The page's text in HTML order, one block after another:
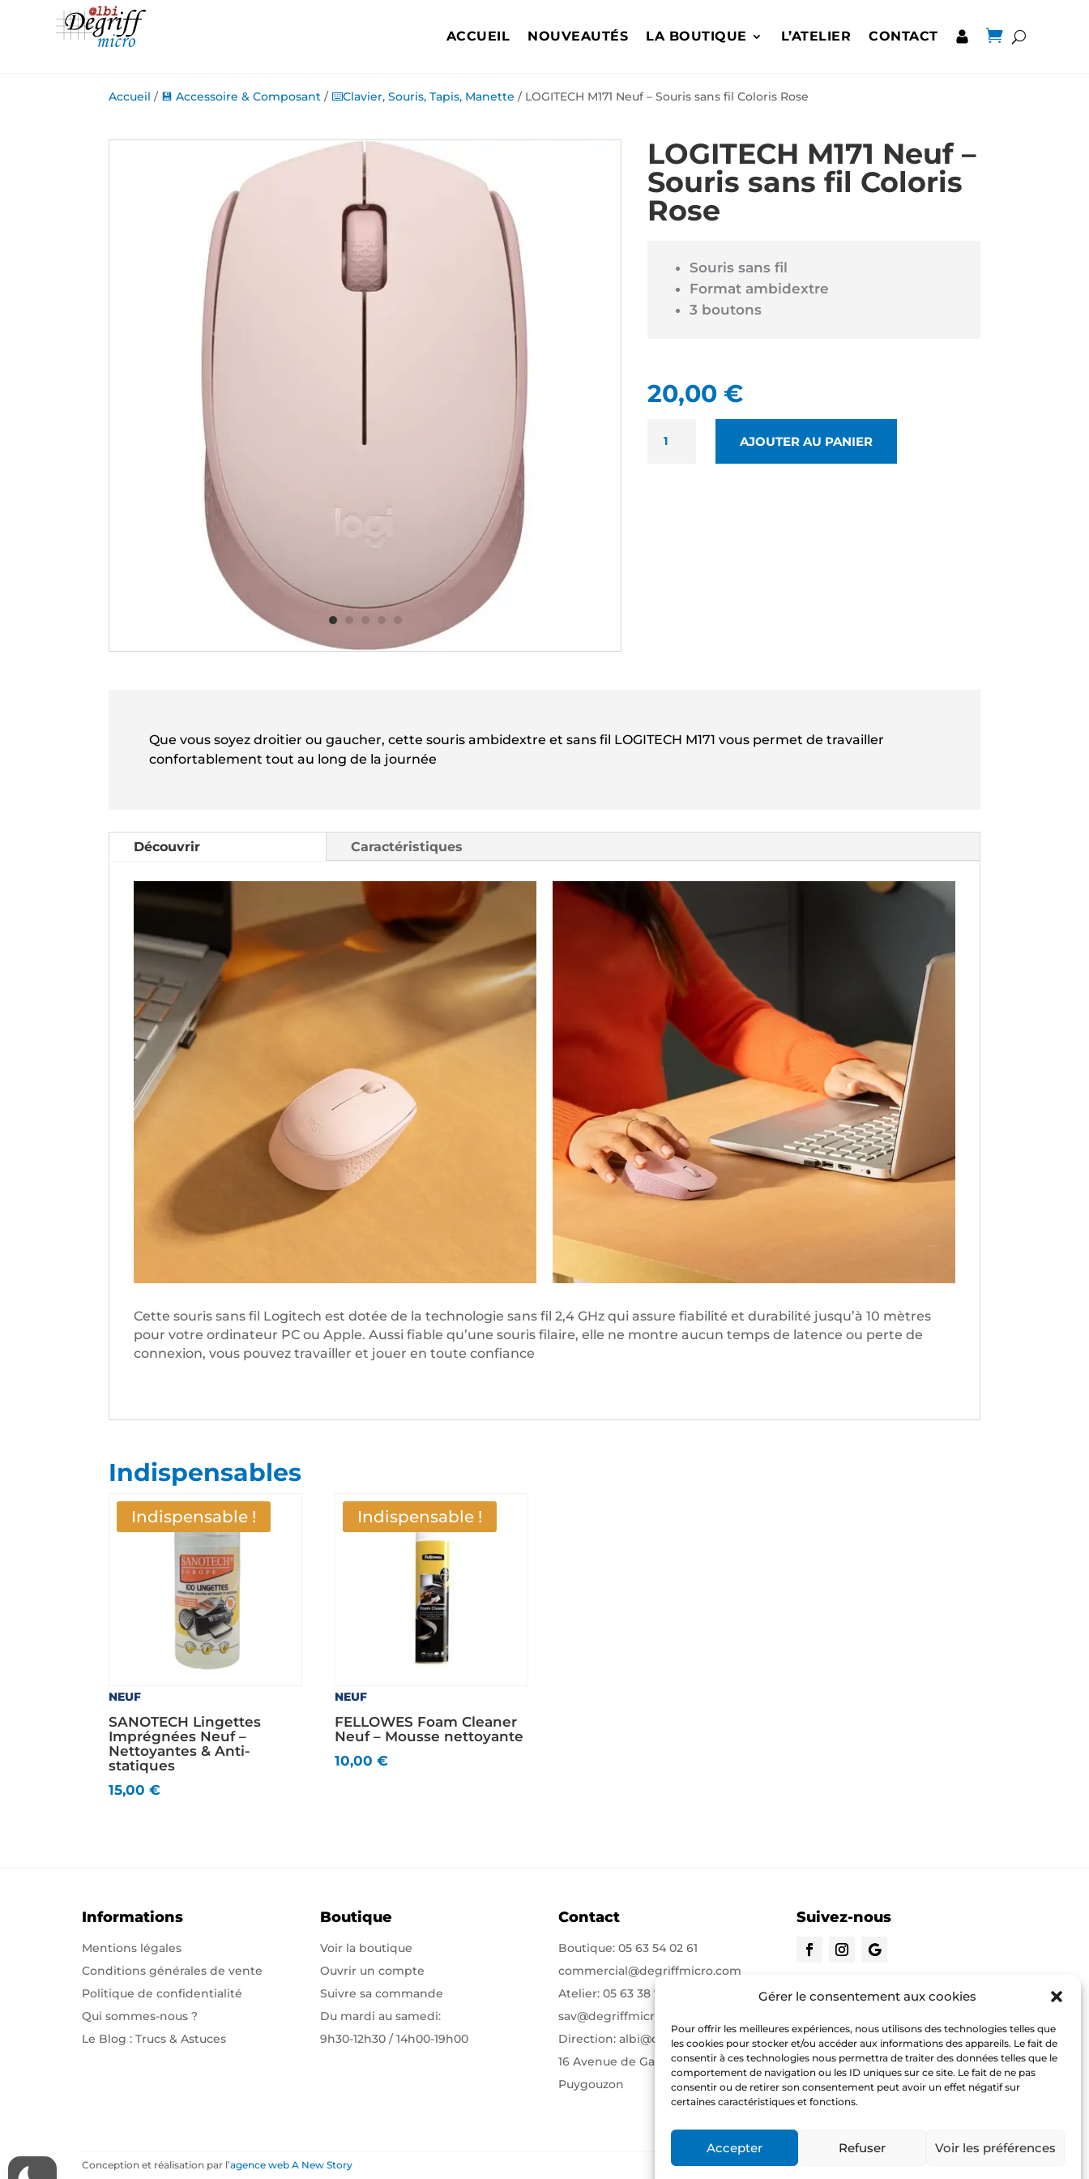
Gérer le consentement aux cookies
Pour offrir les meilleures expériences, nous utilisons des technologies telles que
les cookies pour stocker et/ou accéder aux informations des appareils. Le fait de
consentir à ces technologies nous permettra de traiter des données telles que le
comportement de navigation ou les ID uniques sur ce site. Le fait de ne pas
consentir ou de retirer son consentement peut avoir un effet négatif sur
certaines caractéristiques et fonctions.
Accepter Refuser Voir les préférences
ACCUEIL NOUVEAUTÉS LA BOUTIQUE L’ATELIER CONTACT 
Accueil / 💾 Accessoire & Composant / ⌨️Clavier, Souris, Tapis, Manette / LOGITECH M171 Neuf – Souris sans fil Coloris Rose
LOGITECH M171 Neuf –
Souris sans fil Coloris
Rose
Souris sans fil
Format ambidextre
3 boutons
20,00 €
AJOUTER AU PANIER
Que vous soyez droitier ou gaucher, cette souris ambidextre et sans fil LOGITECH M171 vous permet de travailler
confortablement tout au long de la journée
Découvrir Caractéristiques
Cette souris sans fil Logitech est dotée de la technologie sans fil 2,4 GHz qui assure fiabilité et durabilité jusqu’à 10 mètres
pour votre ordinateur PC ou Apple. Aussi fiable qu’une souris filaire, elle ne montre aucun temps de latence ou perte de
connexion, vous pouvez travailler et jouer en toute confiance
Indispensables
Indispensable !
NEUF
SANOTECH Lingettes
Imprégnées Neuf –
Nettoyantes & Anti-
statiques
15,00€
Indispensable !
NEUF
FELLOWES Foam Cleaner
Neuf – Mousse nettoyante
10,00€
Informations
Mentions légales
Conditions générales de vente
Politique de confidentialité
Qui sommes-nous?
Le Blog : Trucs & Astuces
Boutique
Voir la boutique
Ouvrir un compte
Suivre sa commande
Du mardi au samedi:
9h30-12h30 / 14h00-19h00
Contact
Boutique:05 63 54 02 61
commercial@degriffmicro.com
Atelier:05 63 38 71 75
sav@degriffmicro.com
Direction:albi@degriffmicro.com
16 Avenue de Garban 81990
Puygouzon
Suivez-nous
CONTACTEZ-NOUS
Conception et réalisation par l’agence web A New Story